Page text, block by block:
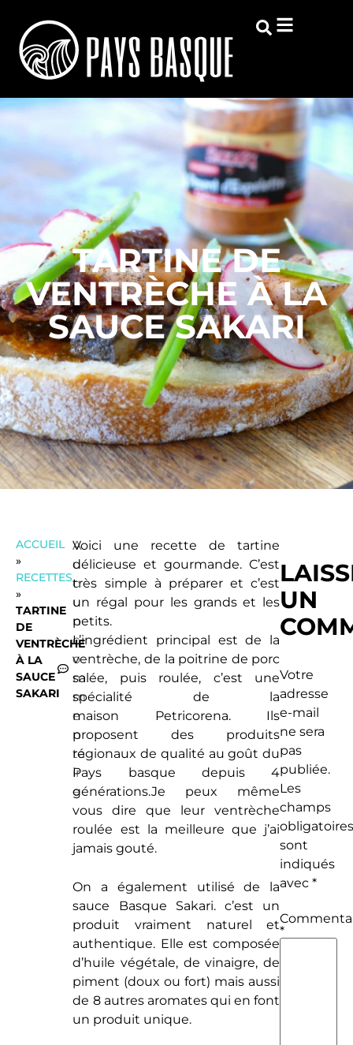
TARTINE DE
VENTRÈCHE À LA
SAUCE SAKARI
ACCUEIL
»
RECETTES
»
TARTINE
DE
VENTRÈCHE
À LA
SAUCE
SAKARI
A
u
c
u
n
c
o
m
m
e
n
ta
ir
e
Voici une recette de tartine
délicieuse et gourmande. C’est
très simple à préparer et c’est
un régal pour les grands et les
petits.
L’ingrédient principal est de la
ventrèche, de la poitrine de porc
salée, puis roulée, c’est une
spécialité de la
maison Petricorena. Ils
proposent des produits
régionaux de qualité au goût du
Pays basque depuis 4
générations.Je peux même
vous dire que leur ventrèche
roulée est la meilleure que j’ai
jamais gouté.
On a également utilisé de la
sauce Basque Sakari. c’est un
produit vraiment naturel et
authentique. Elle est composée
d’huile végétale, de vinaigre, de
piment (doux ou fort) mais aussi
de 8 autres aromates qui en font
un produit unique.
UN
Votre
adresse
e-mail
ne sera
pas
publiée.
Les
champs
sont
indiqués
avec*
*